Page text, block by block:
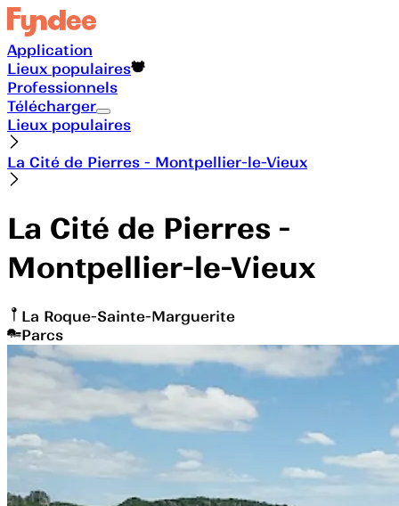
Application
Lieux populaires
Professionnels
Télécharger
Lieux populaires
La Cité de Pierres - Montpellier-le-Vieux
La Cité de Pierres -
Montpellier-le-Vieux
La Roque-Sainte-Marguerite
Parcs